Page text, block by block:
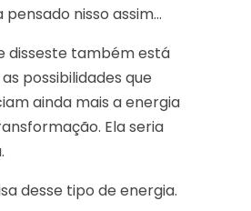
pensado nisso assim…
disseste também está
possibilidades que
ainda mais a energia
Ela seria
desse tipo de energia.